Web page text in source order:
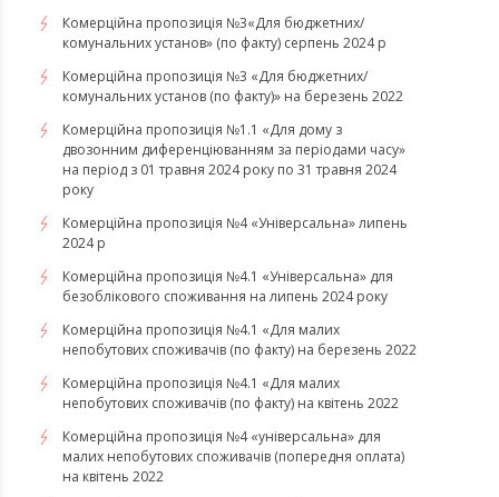
Комерційна пропозиція №3«Для бюджетних/
комунальних установ» (по факту) серпень 2024 р
Комерційна пропозиція №3 «Для бюджетних/
комунальних установ (по факту)» на березень 2022
Комерційна пропозиція №1.1 «Для дому з
двозонним диференціюванням за періодами часу»
на період з 01 травня 2024 року по 31 травня 2024
року
Комерційна пропозиція №4 «Універсальна» липень
2024 р
Комерційна пропозиція №4.1 «Універсальна» для
безоблікового споживання на липень 2024 року
​​​​​​​Комерційна пропозиція №4.1 «Для малих
непобутових споживачів (по факту) на березень 2022
Комерційна пропозиція №4.1 «Для малих
непобутових споживачів (по факту) на квітень 2022
​​​​​​​Комерційна пропозиція №4 «універсальна» для
малих непобутових споживачів (попередня оплата)
на квітень 2022